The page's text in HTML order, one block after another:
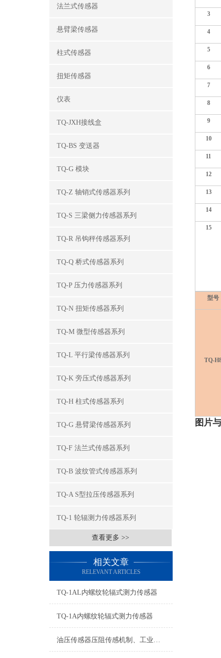
法兰式传感器
悬臂梁传感器
柱式传感器
扭矩传感器
仪表
TQ-JXH接线盒
TQ-BS 变送器
TQ-G 模块
TQ-Z 轴销式传感器系列
TQ-S 三梁侧力传感器系列
TQ-R 吊钩秤传感器系列
TQ-Q 桥式传感器系列
TQ-P 压力传感器系列
TQ-N 扭矩传感器系列
TQ-M 微型传感器系列
TQ-L 平行梁传感器系列
TQ-K 旁压式传感器系列
TQ-H 柱式传感器系列
TQ-G 悬臂梁传感器系列
TQ-F 法兰式传感器系列
TQ-B 波纹管式传感器系列
TQ-A S型拉压传感器系列
TQ-1 轮辐测力传感器系列
查看更多 >>
相关文章
RELEVANT ARTICLES
TQ-1AL内螺纹轮辐式测力传感器
TQ-1A内螺纹轮辐式测力传感器
油压传感器压阻传感机制、工业工况适配与标准化运维管理
3
4
5
6
7
8
9
10
11
12
13
14
15
型号
TQ-
图片